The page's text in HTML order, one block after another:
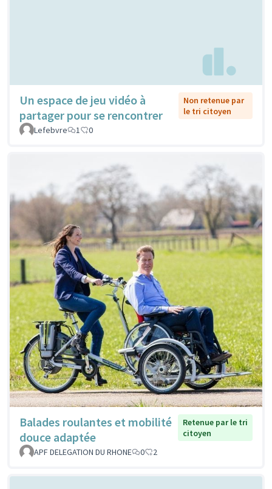
Un espace de jeu vidéo à
partager pour se rencontrer
Non retenue par
le tri citoyen
Lefebvre
1 0
Balades roulantes et mobilité
douce adaptée
Retenue par le tri
citoyen
APF DELEGATION DU RHONE
0 2